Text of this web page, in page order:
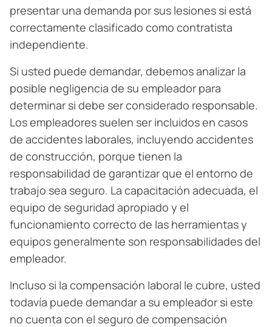
presentar una demanda por sus lesiones si está
correctamente clasificado como contratista
independiente.
Si usted puede demandar, debemos analizar la
posible negligencia de su empleador para
determinar si debe ser considerado responsable.
Los empleadores suelen ser incluidos en casos
de accidentes laborales, incluyendo accidentes
de construcción, porque tienen la
responsabilidad de garantizar que el entorno de
trabajo sea seguro. La capacitación adecuada, el
equipo de seguridad apropiado y el
funcionamiento correcto de las herramientas y
equipos generalmente son responsabilidades del
empleador.
Incluso si la compensación laboral le cubre, usted
todavía puede demandar a su empleador si este
no cuenta con el seguro de compensación